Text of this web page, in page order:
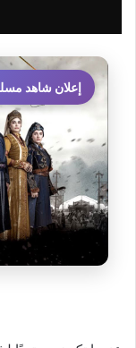
إعلان شاهد